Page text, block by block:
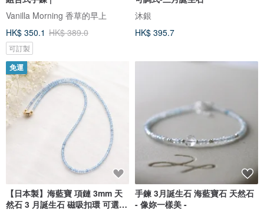
Vanilla Morning 香草的早上
HK$ 350.1 HK$ 389.0
可訂製
沐銀
HK$ 395.7
免運
【日本製】海藍寶 項鏈 3mm 天
然石 3 月誕生石 磁吸扣環 可選長
手鍊 3月誕生石 海藍寶石 天然石
- 像妳一樣美 -